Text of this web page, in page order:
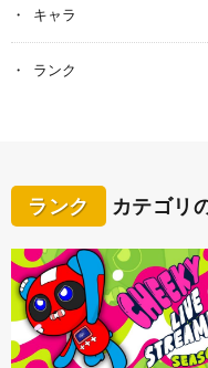
キャラ
ランク
ランク カテゴリ